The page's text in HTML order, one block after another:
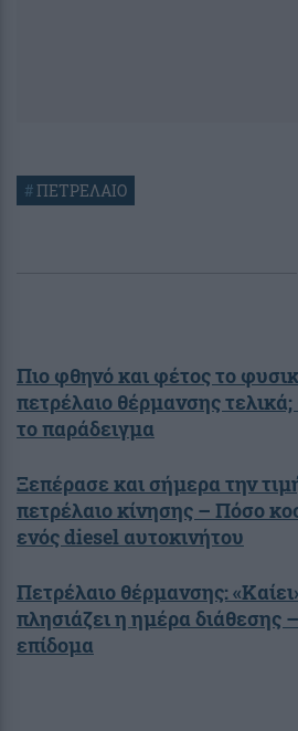
#ΠΕΤΡΕΛΑΙΟ
Πιο φθηνό και φέτος το
πετρέλαιο θέρμανσης
το παράδειγμα
Ξεπέρασε και σήμερα την
πετρέλαιο κίνησης – Πόσο
ενός diesel αυτοκινήτου
Πετρέλαιο θέρμανσης:
πλησιάζει η ημέρα διάθεσης
επίδομα